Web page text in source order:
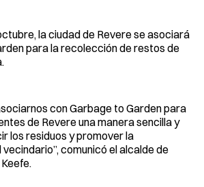
la ciudad de Revere se asociará
para la recolección de restos de
con Garbage to Garden para
de Revere una manera sencilla y
los residuos y promover la
comunicó el alcalde de